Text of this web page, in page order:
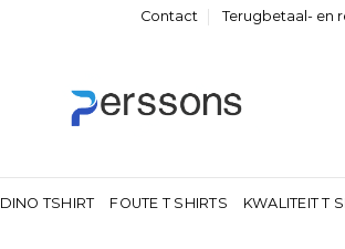
Contact Terugbetaal- en
DINO TSHIRT FOUTE T SHIRTS KWALITEIT T